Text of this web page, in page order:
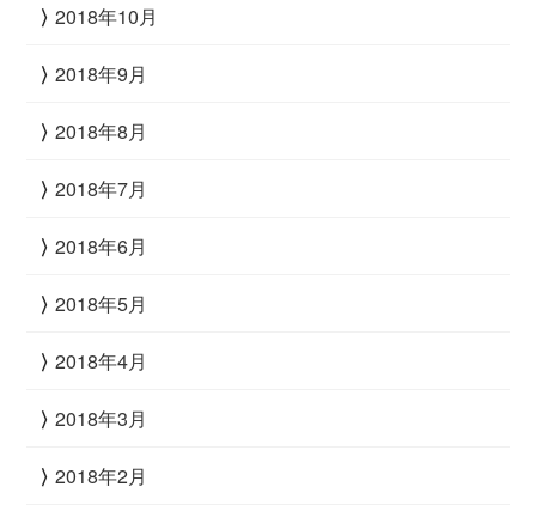
2018年10月
2018年9月
2018年8月
2018年7月
2018年6月
2018年5月
2018年4月
2018年3月
2018年2月